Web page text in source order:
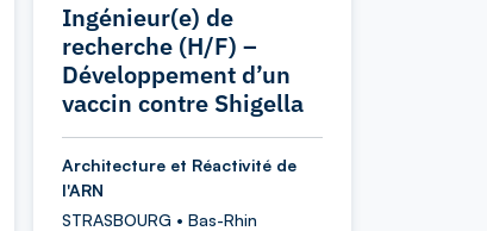
Ingénieur(e) de
recherche (H/F) –
Développement d’un
vaccin contre Shigella
Architecture et Réactivité de
l'ARN
STRASBOURG • Bas-Rhin